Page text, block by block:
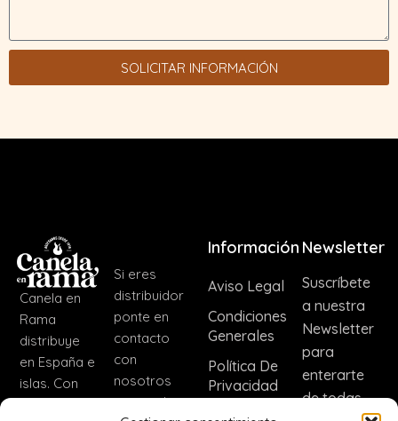
SOLICITAR INFORMACIÓN
Canela en
Rama
distribuye
en España e
islas. Con
Si eres
distribuidor
ponte en
contacto
con
nosotros
para incluir
Información
Aviso Legal
Condiciones
Generales
Política De
Privacidad
Política De
Newsletter
Suscríbete
a nuestra
Newsletter
para
enterarte
de todas